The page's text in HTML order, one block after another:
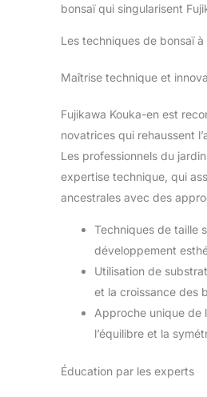
bonsaï qui singularisent
Les techniques de bonsaï
Maîtrise technique et
Fujikawa Kouka-en est
novatrices qui rehaussent
Les professionnels du
expertise technique, qui
ancestrales avec des
Techniques de taille
développement
Utilisation de
et la croissance des
Approche unique de
l’équilibre et la
Éducation par les experts